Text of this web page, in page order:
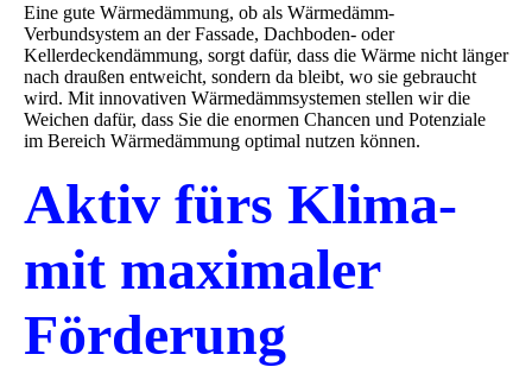
Eine gute Wärmedämmung, ob als Wärmedämm-
Verbundsystem an der Fassade, Dachboden- oder
Kellerdeckendämmung, sorgt dafür, dass die Wärme nicht länger
nach draußen entweicht, sondern da bleibt, wo sie gebraucht
wird. Mit innovativen Wärmedämmsystemen stellen wir die
Weichen dafür, dass Sie die enormen Chancen und Potenziale
im Bereich Wärmedämmung optimal nutzen können.
Aktiv fürs Klima-
mit maximaler
Förderung